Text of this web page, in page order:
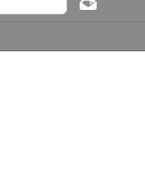
PERCUSSION